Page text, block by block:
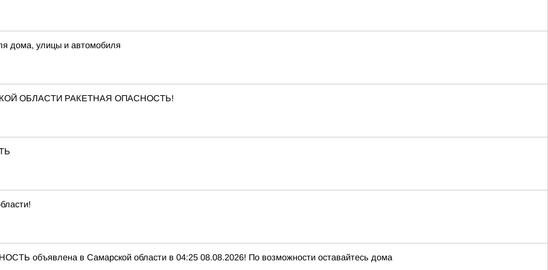
дома, улицы и автомобиля
ОБЛАСТИ РАКЕТНАЯ ОПАСНОСТЬ!
объявлена в Самарской области в 04:25 08.08.2026! По возможности оставайтесь дома